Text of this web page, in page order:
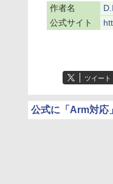
作者名
公式サイト
ツイート
公式に「Arm対応